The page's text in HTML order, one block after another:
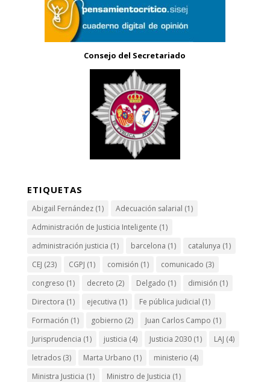
Consejo del Secretariado
ETIQUETAS
Abigail Fernández(1) Adecuación salarial (1)
Administración de Justicia Inteligente (1)
administración justicia (1) barcelona (1) catalunya (1)
CEJ (23) CGPJ (1) comisión (1) comunicado (3)
congreso (1) decreto (2) Delgado (1) dimisión (1)
Directora (1) ejecutiva (1) Fe pública judicial (1)
Formación (1) gobierno (2) Juan Carlos Campo (1)
Jurisprudencia (1) justicia (4) Justicia 2030(1) LAJ (4)
letrados(3) Marta Urbano (1) ministerio (4)
Ministra Justicia (1) Ministro de Justicia (1)